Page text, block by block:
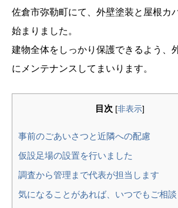
佐倉市弥勒町にて、外壁塗装と屋根カ
始まりました。
建物全体をしっかり保護できるよう、
にメンテナンスしてまいります。
目次 [非表示]
事前のごあいさつと近隣への配慮
仮設足場の設置を行いました
調査から管理まで代表が担当します
気になることがあれば、いつでもご相